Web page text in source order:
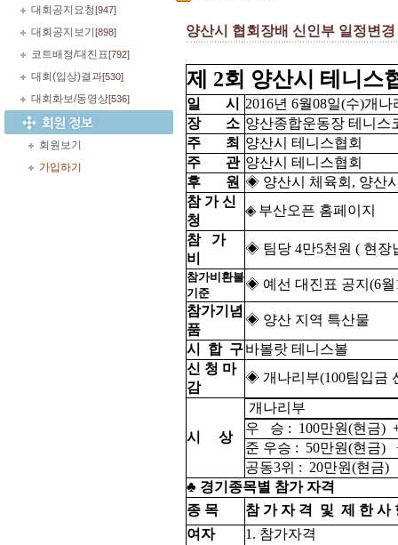
대회공지요청[947]
대회공지보기 [898]
코트배정/대진표[792]
대회(입상)결과[530]
대회화보/동영상[536]
회원보기
가입하기
양산시 협회장배 신인부 일정변경
제 2회 양산시 테니스
일 시
2016년 6월08일(수)개
장 소 양산종합운동장 테니스
주 최 양산시 테니스협회
주 관 양산시 테니스협회
후 원 ◈ 양산시 체육회, 양산
참 가 신
청
◈ 부산오픈 홈페이지
참 가
비
◈ 팀당 4만5천원 ( 현장
참가비환불
기준
◈ 예선 대진표 공지(6월
참가기념
품
◈ 양산 지역 특산물
시 합 구바볼랏 테니스볼
신 청 마
감
◈ 개나리부(100팀입금
시 상
개나리부
우 승 : 100만원(현금)
준 우승 : 50만원(현금)
공동3위 : 20만원(현금)
♣ 경기종목별 참가 자격
종 목
참 가 자 격 및 제 한 사
여자
1. 참가자격